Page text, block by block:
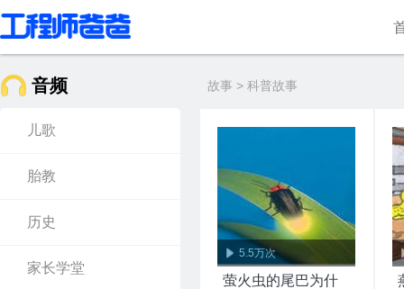
音频 故事 > 科普故事
儿歌
胎教
历史
家长学堂
5.5万次
萤火虫的尾巴为什